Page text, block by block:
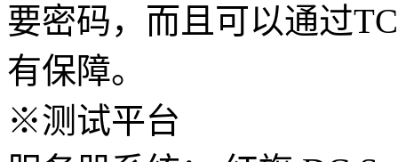
要密码，而且可以通过
有保障。
※测试平台